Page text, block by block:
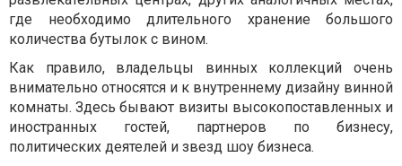
где необходимо длительного хранение большого
количества бутылок с вином.
Как правило, владельцы винных коллекций очень
внимательно относятся и к внутреннему дизайну винной
комнаты. Здесь бывают визиты высокопоставленных и
иностранных гостей, партнеров по бизнесу,
политических деятелей и звезд шоу бизнеса.